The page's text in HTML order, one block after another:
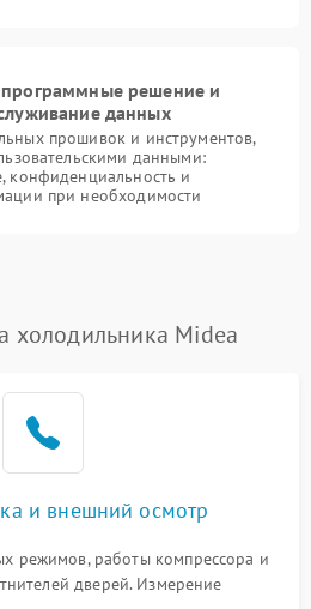
решение и
данных
прошивок и инструментов,
данными:
конфиденциальность и
при необходимости
холодильника Midea
и внешний осмотр
режимов, работы компрессора и
дверей. Измерение